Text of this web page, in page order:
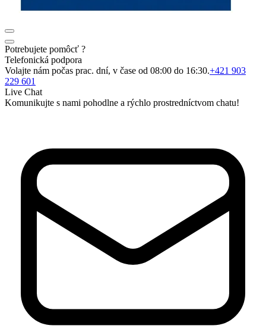
Potrebujete pomôcť ?
Telefonická podpora
Volajte nám počas prac. dní, v čase od 08:00 do 16:30.+421 903
229 601
Live Chat
Komunikujte s nami pohodlne a rýchlo prostredníctvom chatu!